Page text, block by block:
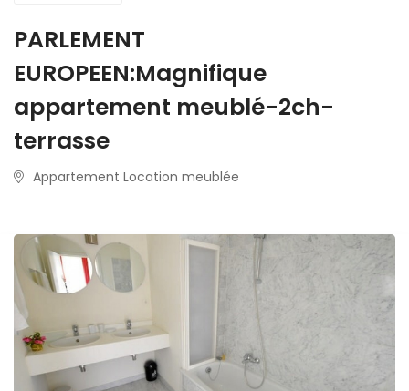
PARLEMENT
EUROPEEN:Magnifique
appartement meublé-2ch-
terrasse
Appartement Location meublée